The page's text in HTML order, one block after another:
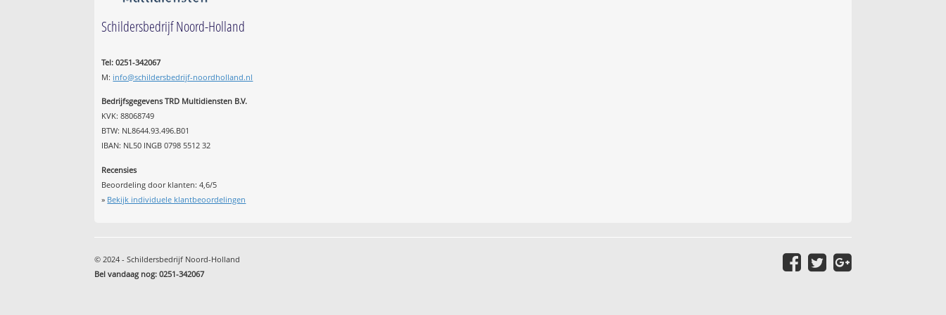
Schildersbedrijf Noord-Holland
Tel: 0251-342067
M: info@schildersbedrijf-noordholland.nl
Bedrijfsgegevens TRD Multidiensten B.V.
KVK: 88068749
BTW: NL8644.93.496.B01
IBAN: NL50 INGB 0798 5512 32
Recensies
Beoordeling door klanten:4,6/5
» Bekijk individuele klantbeoordelingen
© 2024 - Schildersbedrijf Noord-Holland
Bel vandaag nog: 0251-342067